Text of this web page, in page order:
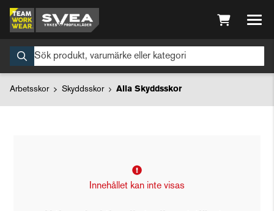
Arbetsskor Skyddsskor Alla Skyddsskor
Innehållet kan inte visas